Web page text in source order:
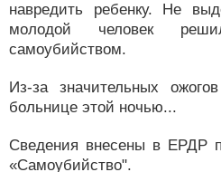
навредить ребенку. Не
молодой человек
самоубийством.
Из-за значительных
больнице этой ночью...
Сведения внесены в ЕРДР
«Самоубийство".